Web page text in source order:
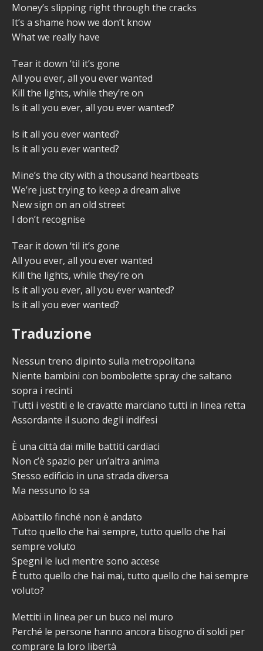
Money’s slipping right through the cracks
It’s a shame how we don’t know
What we really have
Tear it down ‘til it’s gone
All you ever, all you ever wanted
Kill the lights, while they’re on
Is it all you ever, all you ever wanted?
Is it all you ever wanted?
Is it all you ever wanted?
Mine’s the city with a thousand heartbeats
We’re just trying to keep a dream alive
New sign on an old street
I don’t recognise
Tear it down ‘til it’s gone
All you ever, all you ever wanted
Kill the lights, while they’re on
Is it all you ever, all you ever wanted?
Is it all you ever wanted?
Traduzione
Nessun treno dipinto sulla metropolitana
Niente bambini con bombolette spray che saltano
sopra i recinti
Tutti i vestiti e le cravatte marciano tutti in linea retta
Assordante il suono degli indifesi
È una città dai mille battiti cardiaci
Non c’è spazio per un’altra anima
Stesso edificio in una strada diversa
Ma nessuno lo sa
Abbattilo finché non è andato
Tutto quello che hai sempre, tutto quello che hai
sempre voluto
Spegni le luci mentre sono accese
È tutto quello che hai mai, tutto quello che hai sempre
voluto?
Mettiti in linea per un buco nel muro
Perché le persone hanno ancora bisogno di soldi per
comprare la loro libertà